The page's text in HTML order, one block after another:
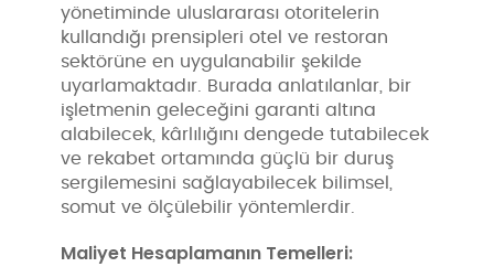
yönetiminde uluslararası otoritelerin
kullandığı prensipleri otel ve restoran
sektörüne en uygulanabilir şekilde
uyarlamaktadır. Burada anlatılanlar, bir
işletmenin geleceğini garanti altına
alabilecek, kârlılığını dengede tutabilecek
ve rekabet ortamında güçlü bir duruş
sergilemesini sağlayabilecek bilimsel,
somut ve ölçülebilir yöntemlerdir.
Maliyet Hesaplamanın Temelleri: